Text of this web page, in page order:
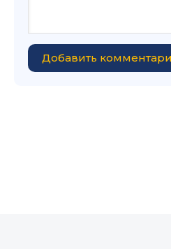
Добавить